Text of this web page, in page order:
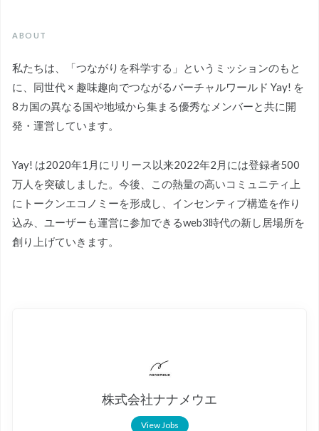
ABOUT
私たちは、「つながりを科学する」というミッションのもと
に、同世代 × 趣味趣向でつながるバーチャルワールド Yay! を
8カ国の異なる国や地域から集まる優秀なメンバーと共に開
発・運営しています。
Yay! は2020年1月にリリース以来2022年2月には登録者500
万人を突破しました。今後、この熱量の高いコミュニティ上
にトークンエコノミーを形成し、インセンティブ構造を作り
込み、ユーザーも運営に参加できるweb3時代の新し居場所を
創り上げていきます。
株式会社ナナメウエ
View Jobs